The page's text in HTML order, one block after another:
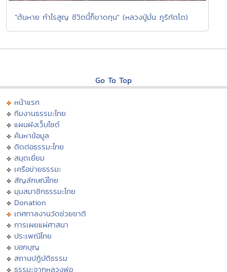
"ต้นหาย กำไรสูญ ชีวิตนี้ก็ขาดทุน" (หลวงปู่มั่น ภูริทัตโต)
Go To Top
หน้าแรก
ทีมงานธรรมะไทย
แผนผังเว็บไซต์
ค้นหาข้อมูล
ติดต่อธรรมะไทย
สมุดเยี่ยม
เครือข่ายธรรมะ
สัญลักษณ์ไทย
มุมสมาชิกธรรมะไทย
Donation
เทศกาลงานวัดช่วยชาติ
การเผยแผ่ศาสนา
ประเพณีไทย
บอกบุญ
สถานปฏิบัติธรรม
ธรรมะจากหลวงพ่อ